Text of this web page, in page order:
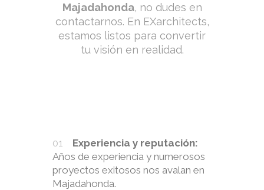
Majadahonda, no dudes en
contactarnos. En EXarchitects,
estamos listos para convertir
tu visión en realidad.
Experiencia y reputación:
Años de experiencia y numerosos
proyectos exitosos nos avalan en
Majadahonda.